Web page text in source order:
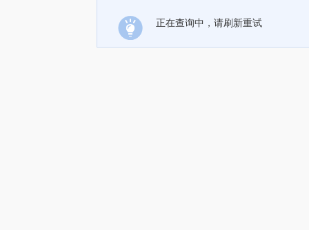
正在查询中，请刷新重试